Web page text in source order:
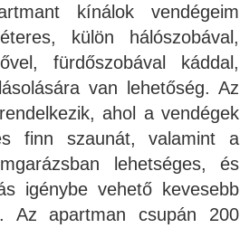
kínálok vendégeim
külön hálószobával,
fürdőszobával káddal,
van lehetőség. Az
ahol a vendégek
finn szaunát, valamint a
lehetséges, és
igénybe vehető kevesebb
Az apartman csupán 200